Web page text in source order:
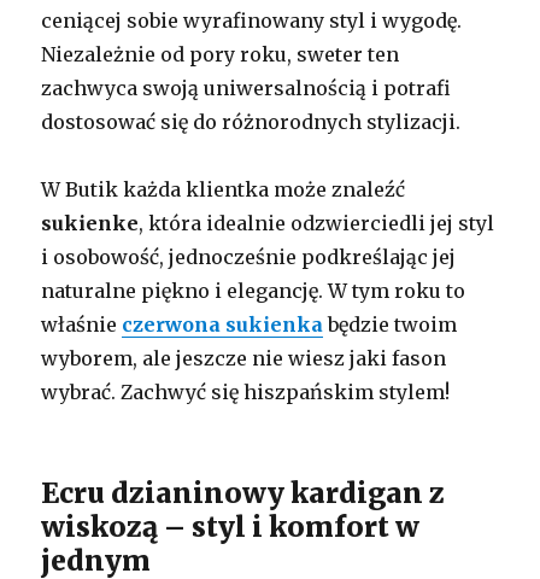
ceniącej sobie wyrafinowany styl i wygodę.
Niezależnie od pory roku, sweter ten
zachwyca swoją uniwersalnością i potrafi
dostosować się do różnorodnych stylizacji.
W Butik każda klientka może znaleźć
sukienke, która idealnie odzwierciedli jej styl
i osobowość, jednocześnie podkreślając jej
naturalne piękno i elegancję. W tym roku to
właśnie czerwona sukienka będzie twoim
wyborem, ale jeszcze nie wiesz jaki fason
wybrać. Zachwyć się hiszpańskim stylem!
Ecru dzianinowy kardigan z
wiskozą – styl i komfort w
jednym